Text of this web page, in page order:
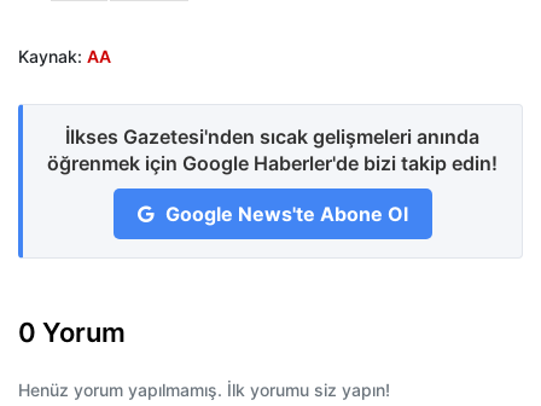
Kaynak: AA
İlkses Gazetesi'nden sıcak gelişmeleri anında
öğrenmek için Google Haberler'de bizi takip edin!
Google News'te Abone Ol
0 Yorum
Henüz yorum yapılmamış. İlk yorumu siz yapın!